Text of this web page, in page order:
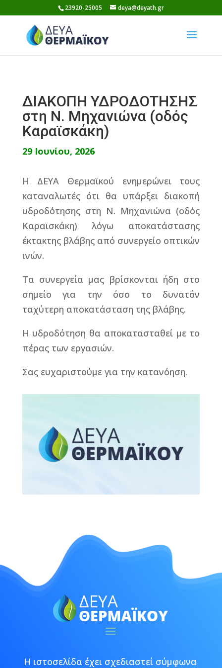
to
content
23920-25005 deya@deyath.gr
ΔΙΑΚΟΠΗ ΥΔΡΟΔΟΤΗΣΗΣ
στη Ν. Μηχανιώνα (οδός
Καραϊσκάκη)
29 Ιουνίου, 2026
Η ΔΕΥΑ Θερμαϊκού ενημερώνει τους
καταναλωτές ότι θα υπάρξει διακοπή
υδροδότησης στη Ν. Μηχανιώνα (οδός
Καραϊσκάκη) λόγω αποκατάστασης
έκτακτης βλάβης από συνεργείο οπτικών
ινών.
Τα συνεργεία μας βρίσκονται ήδη στο
σημείο για την όσο το δυνατόν
ταχύτερη αποκατάσταση της βλάβης.
Η υδροδότηση θα αποκατασταθεί με το
πέρας των εργασιών.
Σας ευχαριστούμε για την κατανόηση.
Η ιστοσελίδα έχει σχεδιαστεί σύμφωνα